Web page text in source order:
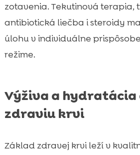
zotavenia. Tekutinová terapia,
antibiotická liečba i steroidy
úlohu v individuálne
režime.
Výživa a hydratácia
zdraviu krvi
Základ zdravej krvi leží v